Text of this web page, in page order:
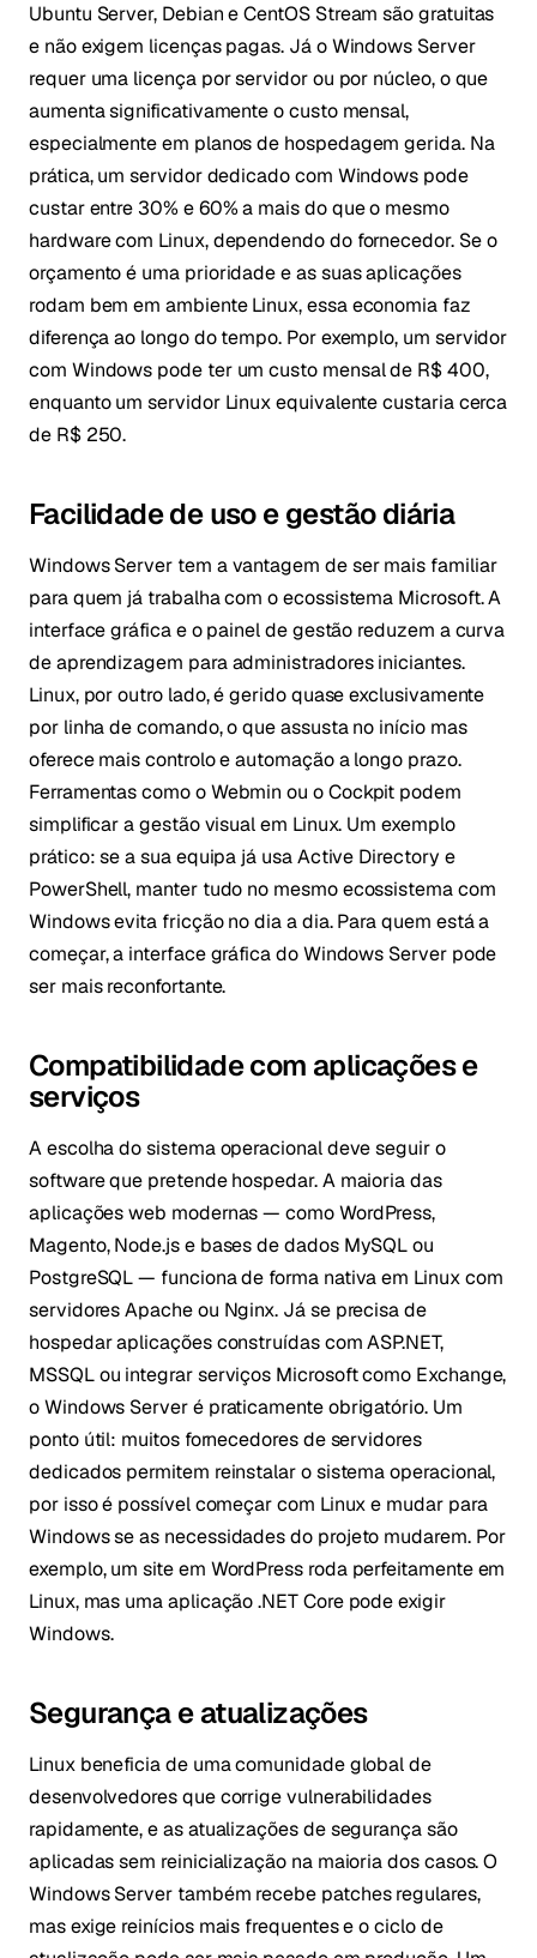
Ubuntu Server, Debian e CentOS Stream são gratuitas
e não exigem licenças pagas. Já o Windows Server
requer uma licença por servidor ou por núcleo, o que
aumenta significativamente o custo mensal,
especialmente em planos de hospedagem gerida. Na
prática, um servidor dedicado com Windows pode
custar entre 30% e 60% a mais do que o mesmo
hardware com Linux, dependendo do fornecedor. Se o
orçamento é uma prioridade e as suas aplicações
rodam bem em ambiente Linux, essa economia faz
diferença ao longo do tempo. Por exemplo, um servidor
com Windows pode ter um custo mensal de R$ 400,
enquanto um servidor Linux equivalente custaria cerca
de R$ 250.
Facilidade de uso e gestão diária
Windows Server tem a vantagem de ser mais familiar
para quem já trabalha com o ecossistema Microsoft. A
interface gráfica e o painel de gestão reduzem a curva
de aprendizagem para administradores iniciantes.
Linux, por outro lado, é gerido quase exclusivamente
por linha de comando, o que assusta no início mas
oferece mais controlo e automação a longo prazo.
Ferramentas como o Webmin ou o Cockpit podem
simplificar a gestão visual em Linux. Um exemplo
prático: se a sua equipa já usa Active Directory e
PowerShell, manter tudo no mesmo ecossistema com
Windows evita fricção no dia a dia. Para quem está a
começar, a interface gráfica do Windows Server pode
ser mais reconfortante.
Compatibilidade com aplicações e
serviços
A escolha do sistema operacional deve seguir o
software que pretende hospedar. A maioria das
aplicações web modernas — como WordPress,
Magento, Node.js e bases de dados MySQL ou
PostgreSQL — funciona de forma nativa em Linux com
servidores Apache ou Nginx. Já se precisa de
hospedar aplicações construídas com ASP.NET,
MSSQL ou integrar serviços Microsoft como Exchange,
o Windows Server é praticamente obrigatório. Um
ponto útil: muitos fornecedores de servidores
dedicados permitem reinstalar o sistema operacional,
por isso é possível começar com Linux e mudar para
Windows se as necessidades do projeto mudarem. Por
exemplo, um site em WordPress roda perfeitamente em
Linux, mas uma aplicação .NET Core pode exigir
Windows.
Segurança e atualizações
Linux beneficia de uma comunidade global de
desenvolvedores que corrige vulnerabilidades
rapidamente, e as atualizações de segurança são
aplicadas sem reinicialização na maioria dos casos. O
Windows Server também recebe patches regulares,
mas exige reinícios mais frequentes e o ciclo de